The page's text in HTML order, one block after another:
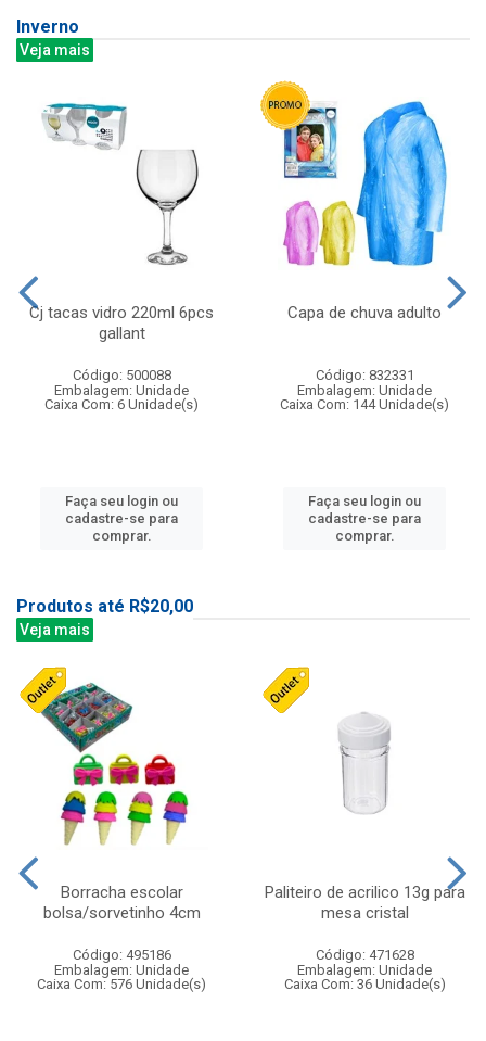
Inverno
Veja mais
Cj tacas vidro 220ml 6pcs
gallant
Código: 500088
Embalagem: Unidade
Caixa Com: 6 Unidade(s)
Faça seu login ou
cadastre-se para
comprar.
Capa de chuva adulto
Código: 832331
Embalagem: Unidade
Caixa Com: 144 Unidade(s)
Faça seu login ou
cadastre-se para
comprar.
Produtos até R$20,00
Veja mais
Borracha escolar
bolsa/sorvetinho 4cm
Código: 495186
Embalagem: Unidade
Caixa Com: 576 Unidade(s)
Paliteiro de acrilico 13g para
mesa cristal
Código: 471628
Embalagem: Unidade
Caixa Com: 36 Unidade(s)